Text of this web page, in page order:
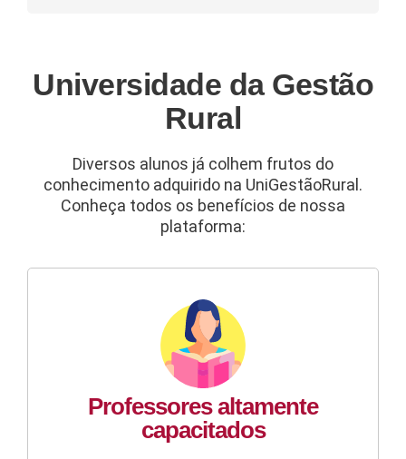
Universidade da Gestão
Rural
Diversos alunos já colhem frutos do
conhecimento adquirido na UniGestãoRural.
Conheça todos os benefícios de nossa
plataforma:
Professores altamente
capacitados